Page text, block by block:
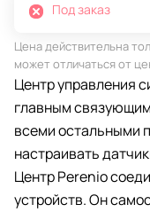
Под заказ
Цена действительна
может отличаться от
Центр управления
главным
всеми остальными
настраивать
Центр Perenio
устройств. Он